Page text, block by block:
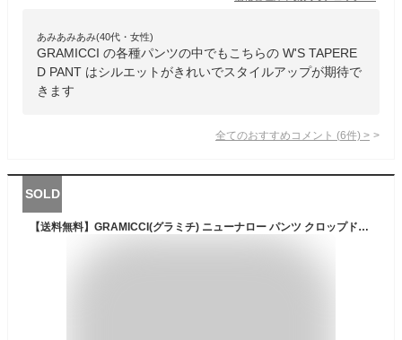
あみあみあみ(40代・女性)
GRAMICCI の各種パンツの中でもこちらの W'S TAPERE
D PANT はシルエットがきれいでスタイルアップが期待で
きます
全てのおすすめコメント (6件) >
SOLD
【送料無料】GRAMICCI(グラミチ) ニューナロー パンツ クロップド【ジャストカット】ストレッチ パンツ クライミング メンズ レディース プレゼント